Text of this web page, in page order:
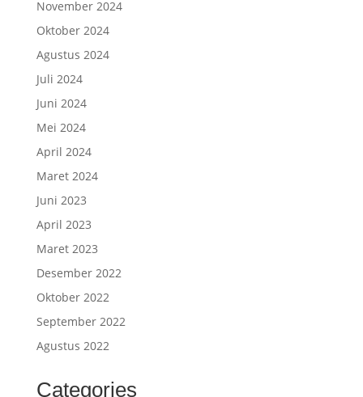
November 2024
Oktober 2024
Agustus 2024
Juli 2024
Juni 2024
Mei 2024
April 2024
Maret 2024
Juni 2023
April 2023
Maret 2023
Desember 2022
Oktober 2022
September 2022
Agustus 2022
Categories